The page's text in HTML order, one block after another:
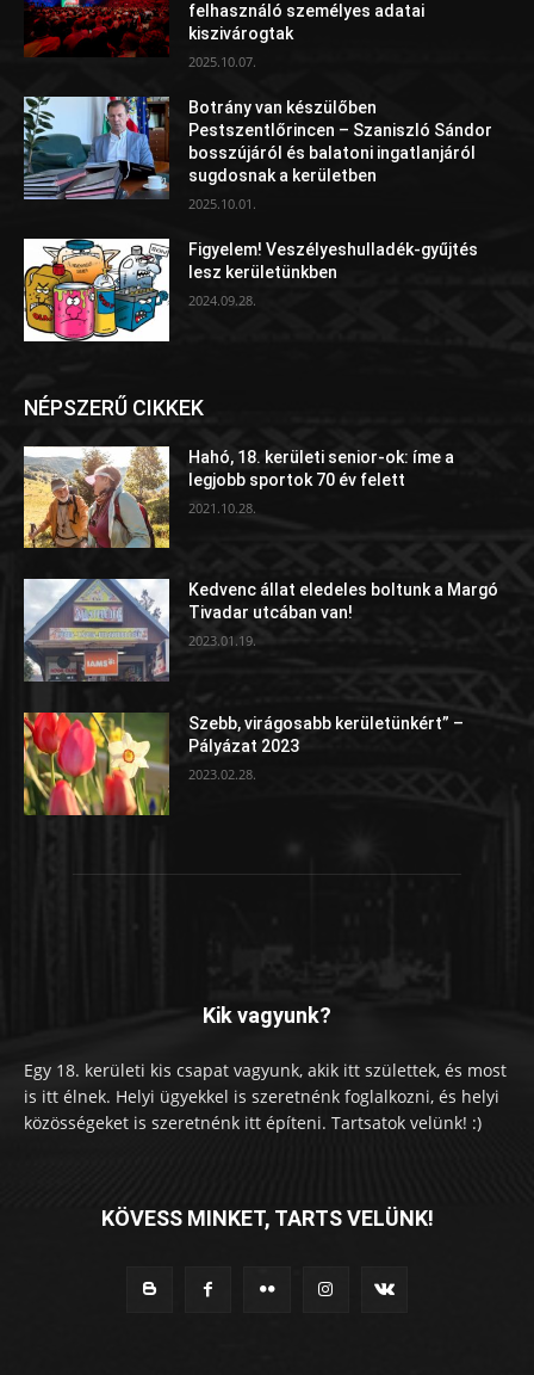
felhasználó személyes adatai
kiszivárogtak
2025.10.07.
Botrány van készülőben
Pestszentlőrincen – Szaniszló Sándor
bosszújáról és balatoni ingatlanjáról
sugdosnak a kerületben
2025.10.01.
Figyelem! Veszélyeshulladék-gyűjtés
lesz kerületünkben
2024.09.28.
NÉPSZERŰ CIKKEK
Hahó, 18. kerületi senior-ok: íme a
legjobb sportok 70 év felett
2021.10.28.
Kedvenc állat eledeles boltunk a Margó
Tivadar utcában van!
2023.01.19.
Szebb, virágosabb kerületünkért” –
Pályázat 2023
2023.02.28.
Kik vagyunk?
Egy 18. kerületi kis csapat vagyunk, akik itt születtek, és most
is itt élnek. Helyi ügyekkel is szeretnénk foglalkozni, és helyi
közösségeket is szeretnénk itt építeni. Tartsatok velünk! :)
KÖVESS MINKET, TARTS VELÜNK!